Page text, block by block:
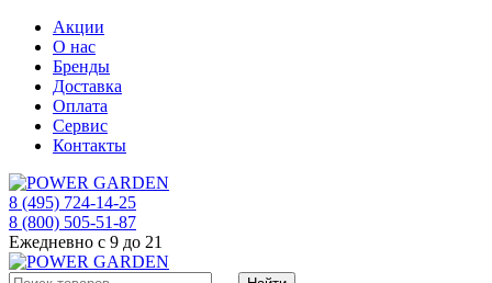
Акции
О нас
Бренды
Доставка
Оплата
Сервис
Контакты
8 (495) 724-14-25
8 (800) 505-51-87
Ежедневно с 9 до 21